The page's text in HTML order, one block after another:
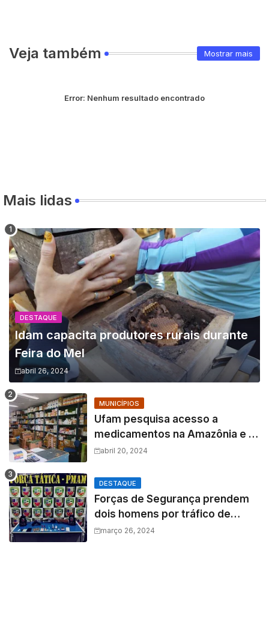
Veja também Mostrar mais
Error: Nenhum resultado encontrado
Mais lidas
DESTAQUE
Idam capacita produtores rurais durante
Feira do Mel
abril 26, 2024
MUNICÍPIOS
Ufam pesquisa acesso a
medicamentos na Amazônia e o
fator amazônico sobre a
abril 20, 2024
DESTAQUE
Forças de Segurança prendem
dois homens por tráfico de
drogas e porte ilegal de arma de
março 26, 2024